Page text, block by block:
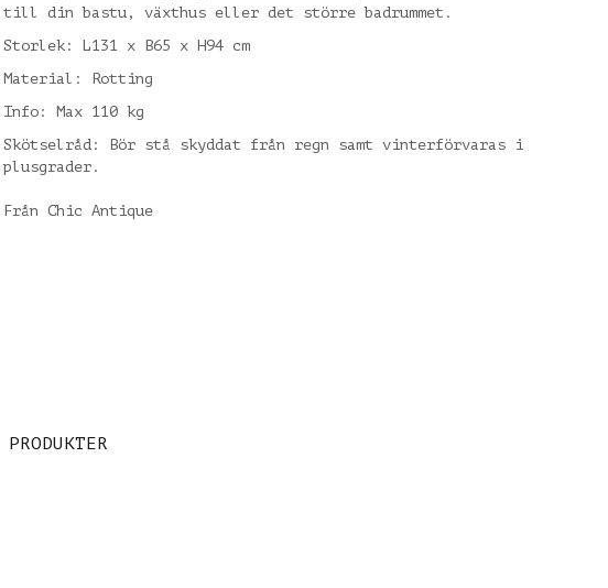
till din bastu, växthus eller det större badrummet.
Storlek: L131 x B65 x H94 cm
Material: Rotting
Info: Max 110 kg
Skötselråd: Bör stå skyddat från regn samt vinterförvaras i
plusgrader.
Från Chic Antique
PRODUKTER